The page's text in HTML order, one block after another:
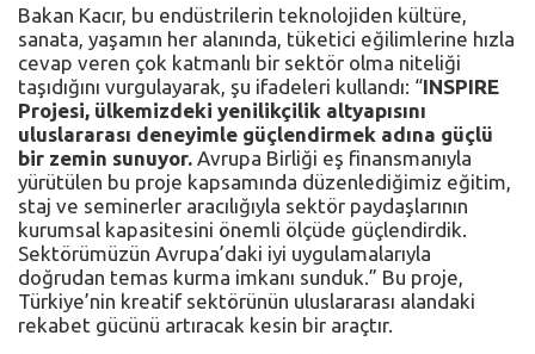
Bakan Kacır, bu endüstrilerin teknolojiden kültüre,
sanata, yaşamın her alanında, tüketici eğilimlerine hızla
cevap veren çok katmanlı bir sektör olma niteliği
taşıdığını vurgulayarak, şu ifadeleri kullandı: “INSPIRE
Projesi, ülkemizdeki yenilikçilik altyapısını
uluslararası deneyimle güçlendirmek adına güçlü
bir zemin sunuyor. Avrupa Birliği eş finansmanıyla
yürütülen bu proje kapsamında düzenlediğimiz eğitim,
staj ve seminerler aracılığıyla sektör paydaşlarının
kurumsal kapasitesini önemli ölçüde güçlendirdik.
Sektörümüzün Avrupa’daki iyi uygulamalarıyla
doğrudan temas kurma imkanı sunduk.” Bu proje,
Türkiye’nin kreatif sektörünün uluslararası alandaki
rekabet gücünü artıracak kesin bir araçtır.